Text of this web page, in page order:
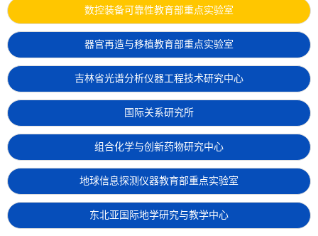
数控装备可靠性教育部重点实验室
器官再造与移植教育部重点实验室
吉林省光谱分析仪器工程技术研究中心
国际关系研究所
组合化学与创新药物研究中心
地球信息探测仪器教育部重点实验室
东北亚国际地学研究与教学中心